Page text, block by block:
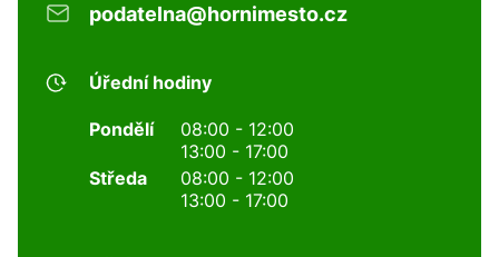
podatelna@hornimesto.cz
Úřední hodiny
Pondělí
08:00 - 12:00
13:00 - 17:00
Středa
08:00 - 12:00
13:00 - 17:00